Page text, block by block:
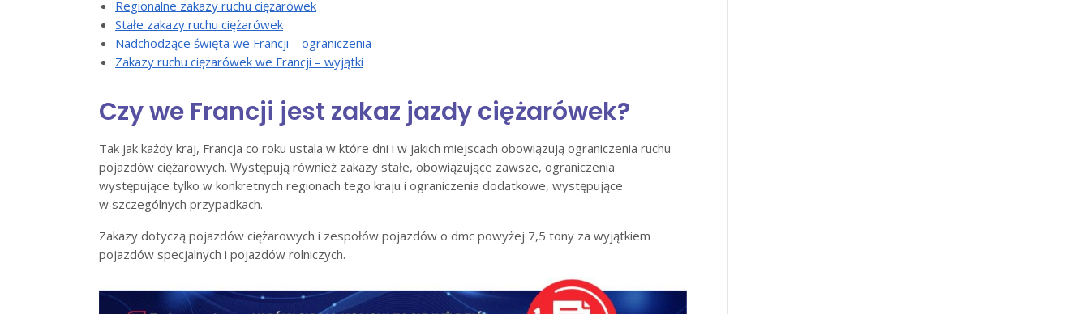
Regionalne zakazy ruchu ciężarówek
Stałe zakazy ruchu ciężarówek
Nadchodzące święta we Francji – ograniczenia
Zakazy ruchu ciężarówek we Francji – wyjątki
Czy we Francji jest zakaz jazdy ciężarówek?
Tak jak każdy kraj, Francja co roku ustala w które dni i w jakich miejscach obowiązują ograniczenia ruchu
pojazdów ciężarowych. Występują również zakazy stałe, obowiązujące zawsze, ograniczenia
występujące tylko w konkretnych regionach tego kraju i ograniczenia dodatkowe, występujące
w szczególnych przypadkach.
Zakazy dotyczą pojazdów ciężarowych i zespołów pojazdów o dmc powyżej 7,5 tony za wyjątkiem
pojazdów specjalnych i pojazdów rolniczych.